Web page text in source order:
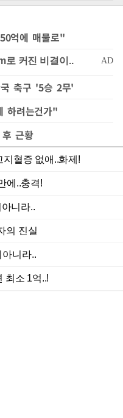
억에 매물로"
축구 '5승 2무'
하려는건가"
근황